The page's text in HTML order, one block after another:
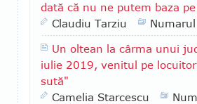
dată că nu ne putem baza
Claudiu Tarziu
Un oltean la cârma unui
iulie 2019, venitul pe
sută"
Camelia Starcescu